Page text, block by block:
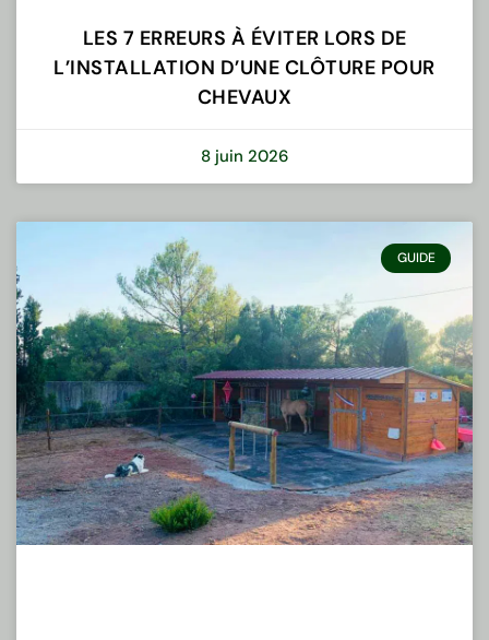
LES 7 ERREURS À ÉVITER LORS DE
L’INSTALLATION D’UNE CLÔTURE POUR
CHEVAUX
8 juin 2026
GUIDE